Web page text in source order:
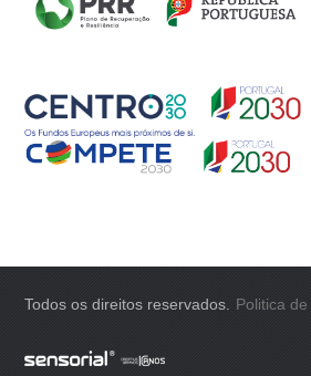
Todos os direitos reservados. Politica